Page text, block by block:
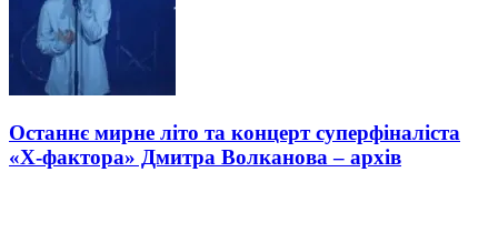
Останнє мирне літо та концерт суперфіналіста
«Х-фактора» Дмитра Волканова – архів